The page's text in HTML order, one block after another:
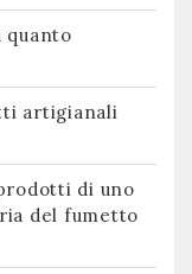
quanto
artigianali
di uno
del fumetto